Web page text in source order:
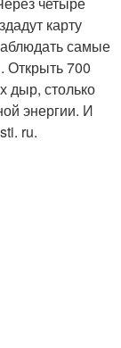
карту
самые
Открыть 700
дыр, столько
энергии. И
ru.